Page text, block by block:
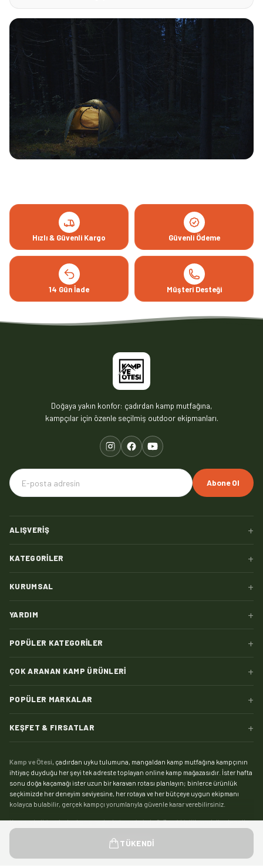
TÜKENDI
Hızlı & Güvenli Kargo Güvenli Ödeme
14 Gün İade Müşteri Desteği
Doğaya yakın konfor: çadırdan kamp mutfağına,
kampçılar için özenle seçilmiş outdoor ekipmanları.
Abone Ol
ALIŞVERIŞ +
KATEGORILER +
KURUMSAL +
YARDIM +
POPÜLER KATEGORILER +
ÇOK ARANAN KAMP ÜRÜNLERI +
POPÜLER MARKALAR +
KEŞFET & FIRSATLAR +
Kamp ve Ötesi, çadırdan uyku tulumuna, mangaldan kamp mutfağına kampçının
ihtiyaç duyduğu her şeyi tek adreste toplayan online kamp mağazasıdır. İster hafta
sonu doğa kaçamağı ister uzun bir karavan rotası planlayın; binlerce ürünlük
seçkimizde her deneyim seviyesine, her rotaya ve her bütçeye uygun ekipmanı
kolayca bulabilir, gerçek kampçı yorumlarıyla güvenle karar verebilirsiniz.
Kampın kalbi çadırdır:kamp çadırıkategorimizde 2, 3 ve 4 kişilik modellerden aile
boyu geniş yaşam alanlı çadırlara, saniyeler içinde kurulan otomatik çadırlardan
pratik şişme çadırlara kadar geniş bir yelpaze sizi bekliyor. Zorlu hava koşullarında
kamp yapanlar için su sütununa ve mevsim dayanımına göre seçebileceğiniz
Devamını gör